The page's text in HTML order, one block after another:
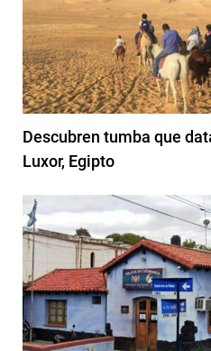
Descubren tumba que
Luxor, Egipto